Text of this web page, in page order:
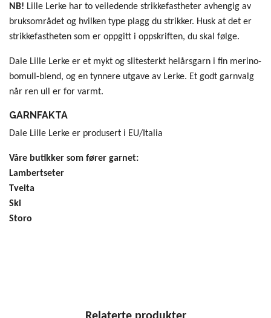
NB! Lille Lerke har to veiledende strikkefastheter avhengig av
bruksområdet og hvilken type plagg du strikker. Husk at det er
strikkefastheten som er oppgitt i oppskriften, du skal følge.
Dale Lille Lerke er et mykt og slitesterkt helårsgarn i fin merino-
bomull-blend, og en tynnere utgave av Lerke. Et godt garnvalg
når ren ull er for varmt.
GARNFAKTA
Dale Lille Lerke er produsert i EU/Italia
Våre butikker som fører garnet:
Lambertseter
Tveita
Ski
Storo